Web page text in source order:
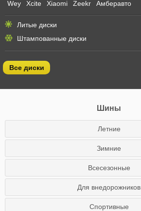
Wey
Xcite Xiaomi Zeekr Амберавто
Литые диски
Штампованные диски
Все диски
Шины
Летние
Зимние
Всесезонные
Для внедорожников
Спортивные